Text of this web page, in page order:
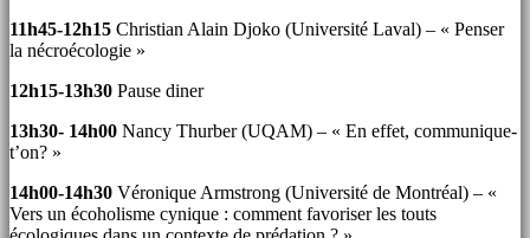
11h45-12h15 Christian Alain Djoko (Université Laval) – « Penser
la nécroécologie »
12h15-13h30 Pause diner
13h30- 14h00 Nancy Thurber (UQAM) – « En effet, communique-
t’on? »
14h00-14h30 Véronique Armstrong (Université de Montréal) – «
Vers un écoholisme cynique : comment favoriser les touts